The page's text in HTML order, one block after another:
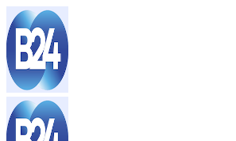
Sari
la
conținut